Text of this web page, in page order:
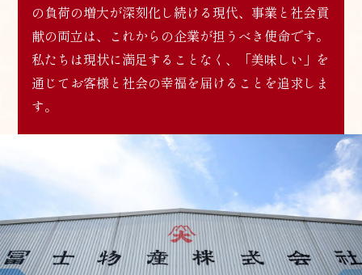
の負荷の増大が深刻化し続ける現代、事業と社会貢
献の両立は、
これからの企業が担うべき使命です。
私たちは現状に満足することなく、
「美味しい」を
通じてお客様と社会の幸福を届けることを追求しま
す。